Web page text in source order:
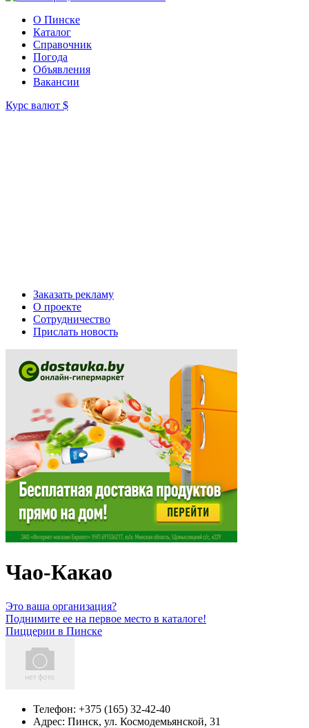
О Пинске
Каталог
Справочник
Погода
Объявления
Вакансии
Курс валют $
Заказать рекламу
О проекте
Сотрудничество
Прислать новость
Чао-Какао
Это ваша организация?
Поднимите ее на первое место в каталоге!
Пиццерии в Пинске
Телефон: +375 (165) 32-42-40
Адрес: Пинск, ул. Космодемьянской, 31